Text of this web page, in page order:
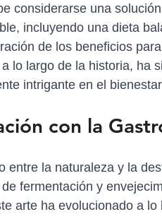
considerarse una
incluyendo una dieta
de los beneficios
lo largo de la historia, ha
intrigante en el
con la
entre la naturaleza y la
fermentación y
arte ha evolucionado a lo